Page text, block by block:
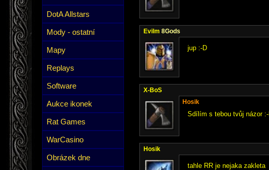
DotA Allstars
Mody - ostatní
Mapy
Replays
Software
Aukce ikonek
Rat Games
WarCasino
Obrázek dne
Evilm 8Gods
jup :-D
X-BoS
Hosik
Sdílím s tebou tvůj názor
Hosik
tahle RR je nejaka zakleta